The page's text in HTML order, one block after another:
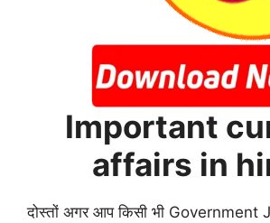
Important
affairs in
दोस्तों अगर आप किसी भी Government